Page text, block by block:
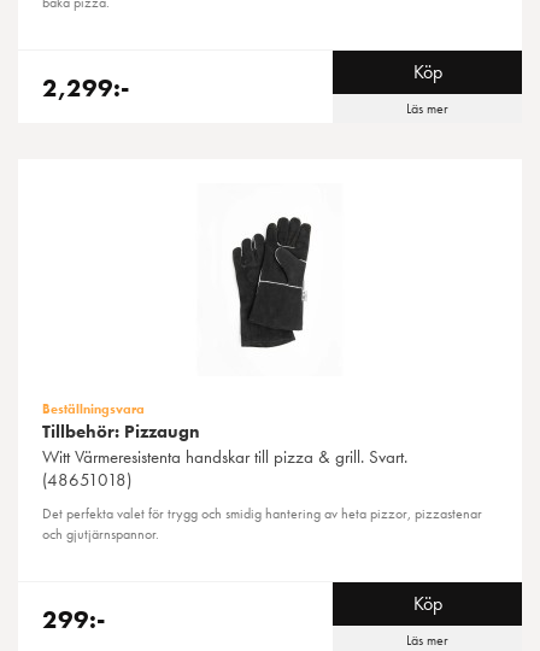
2,299:- Köp
Läs mer
Beställningsvara
Tillbehör: Pizzaugn
WittVärmeresistenta handskar till pizza & grill. Svart.
(48651018)
Det perfekta valet för trygg och smidig hantering av heta pizzor, pizzastenar
och gjutjärnspannor.
299:- Köp
Läs mer